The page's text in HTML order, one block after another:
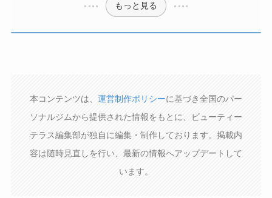
もっと見る
本コンテンツは、 運営制作ポリシーに基づき全国のパー
ソナルジムから提供された情報をもとに、ビューティー
テラス編集部が独自に編集・制作しております。掲載内
容は随時見直しを行い、最新の情報へアップデートして
います。